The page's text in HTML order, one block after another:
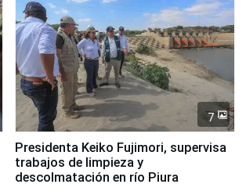
7
Presidenta Keiko Fujimori, supervisa
trabajos de limpieza y
descolmatación en río Piura